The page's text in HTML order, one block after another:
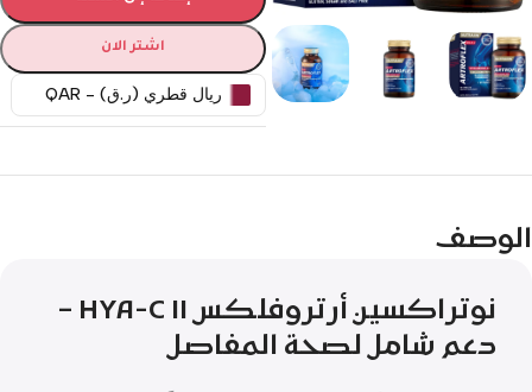
اشتر الان
ريال قطري (ر.ق) - QAR
الوصف
نوتراكسين أرتروفلكس HYA-C II –
دعم شامل لصحة المفاصل